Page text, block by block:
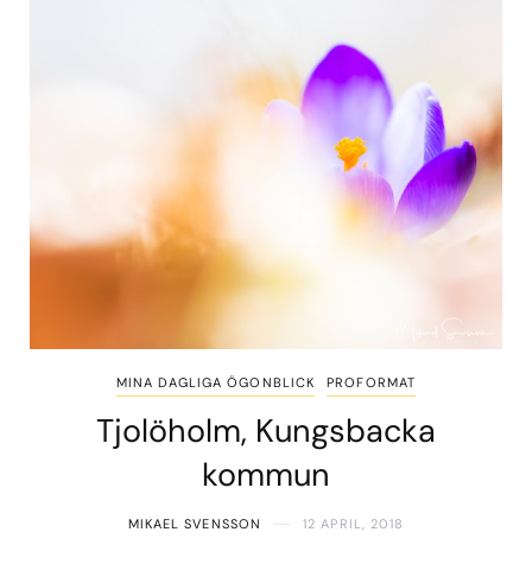
MINA DAGLIGA ÖGONBLICK PROFORMAT
Tjolöholm, Kungsbacka
kommun
MIKAEL SVENSSON 12 APRIL, 2018